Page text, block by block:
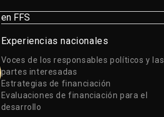
en FFS
Experiencias nacionales
Voces de los responsables políticos y las
partes interesadas
Estrategias de financiación
Evaluaciones de financiación para el
desarrollo